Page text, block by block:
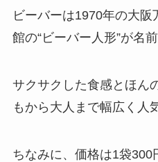
ビーバーは1970年の大
館の“ビーバー人形”が名
サクサクした食感とほん
もから大人まで幅広く人
ちなみに、価格は1袋300